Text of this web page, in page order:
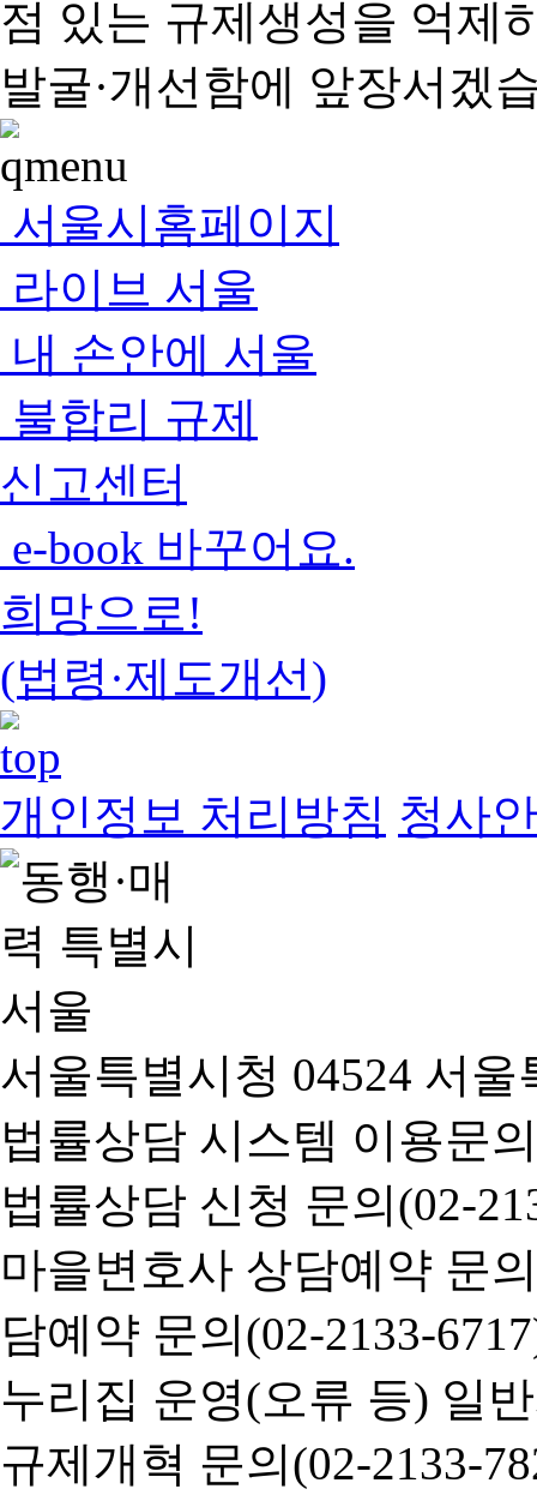
점 있는 규제생성을 억제
발굴·개선함에 앞장서겠
서울시홈페이지
라이브 서울
내 손안에 서울
불합리 규제
신고센터
e-book 바꾸어요.
희망으로!
(법령·제도개선)
개인정보 처리방침 청사
서울특별시청 04524 서
법률상담 시스템 이용문
법률상담 신청 문의(02-
마을변호사 상담예약 문
담예약 문의(02-2133-
누리집 운영(오류 등) 일
규제개혁 문의(02-2133-